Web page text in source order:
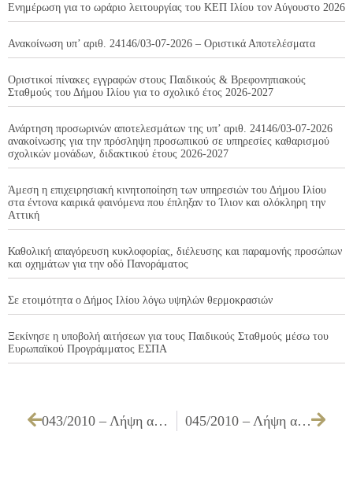
Ενημέρωση για το ωράριο λειτουργίας του ΚΕΠ Ιλίου τον Αύγουστο 2026
Ανακοίνωση υπ’ αριθ. 24146/03-07-2026 – Οριστικά Αποτελέσματα
Οριστικοί πίνακες εγγραφών στους Παιδικούς & Βρεφονηπιακούς
Σταθμούς του Δήμου Ιλίου για το σχολικό έτος 2026-2027
Ανάρτηση προσωρινών αποτελεσμάτων της υπ’ αριθ. 24146/03-07-2026
ανακοίνωσης για την πρόσληψη προσωπικού σε υπηρεσίες καθαρισμού
σχολικών μονάδων, διδακτικού έτους 2026-2027
Άμεση η επιχειρησιακή κινητοποίηση των υπηρεσιών του Δήμου Ιλίου
στα έντονα καιρικά φαινόμενα που έπληξαν το Ίλιον και ολόκληρη την
Αττική
Καθολική απαγόρευση κυκλοφορίας, διέλευσης και παραμονής προσώπων
και οχημάτων για την οδό Πανοράματος
Σε ετοιμότητα ο Δήμος Ιλίου λόγω υψηλών θερμοκρασιών
Ξεκίνησε η υποβολή αιτήσεων για τους Παιδικούς Σταθμούς μέσω του
Ευρωπαϊκού Προγράμματος ΕΣΠΑ
043/2010 – Λήψη απόφασης για έγκριση δεύτερης εξωτερικής διακλάδωσης αποχέτευσης ιδιοκτησίας που ευρίσκεται επί της οδού Μαρσέλλου αρ. 32-34, Ο.Τ. 1157 045/2010 – Λήψη απόφασης για απαγόρευση στάθμευσης όλων των οχημάτων πλην του υπ’ αριθμ. ΙΚΧ 6909 Ι.Χ. οχήματος επί της οδού Χαλκίδος 10